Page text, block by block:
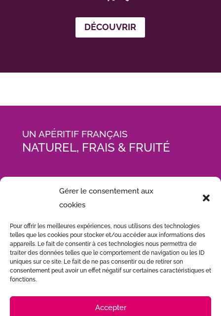
Gérer le consentement aux
cookies
Pour offrir les meilleures expériences, nous utilisons des technologies
telles que les cookies pour stocker et/ou accéder aux informations des
appareils. Le fait de consentir à ces technologies nous permettra de
traiter des données telles que le comportement de navigation ou les ID
uniques sur ce site. Le fait de ne pas consentir ou de retirer son
consentement peut avoir un effet négatif sur certaines caractéristiques et
fonctions.
Accepter
DÉCOUVRIR
UN APÉRITIF FRANÇAIS
NATUREL, FRAIS & FRUITÉ
NOS PRODUITS
A.S C’EST QUOI ?
L’INSTANT A.S
QUOI DE NEUF ?
NOUS CONTACTER